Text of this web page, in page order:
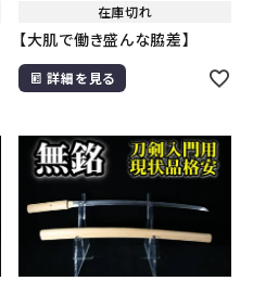
在庫切れ
【大肌で働き盛んな脇差】
詳細を見る